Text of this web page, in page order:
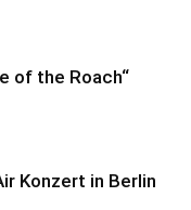
of the Roach“
Konzert in Berlin